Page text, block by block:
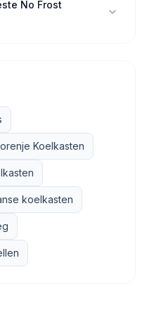
No Frost
Koelkasten
koelkasten